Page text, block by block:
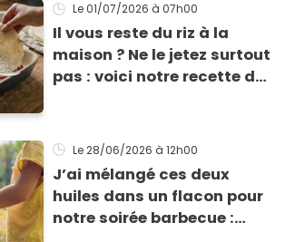
Le 01/07/2026 à 07h00
Il vous reste du riz à la
maison ? Ne le jetez surtout
pas : voici notre recette de
Le 28/06/2026 à 12h00
J’ai mélangé ces deux
huiles dans un flacon pour
notre soirée barbecue :